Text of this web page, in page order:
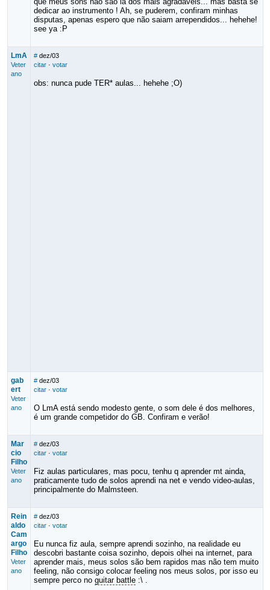
dedicar ao instrumento ! Ah, se puderem, confiram minhas
disputas, apenas espero que não saiam arrependidos... hehehe!
see ya :P
LmA
Veter
ano
# dez/03
citar· votar
obs: nunca pude TER* aulas... hehehe ;O)
gab
ert
Veter
ano
# dez/03
citar· votar
O LmA está sendo modesto gente, o som dele é dos melhores,
é um grande competidor do GB. Confiram e verão!
Mar
cio
Filho
Veter
ano
# dez/03
citar· votar
Fiz aulas particulares, mas pocu, tenhu q aprender mt ainda,
praticamente tudo de solos aprendi na net e vendo video-aulas,
principalmente do Malmsteen.
Rein
aldo
Cam
argo
Filho
Veter
ano
# dez/03
citar· votar
Eu nunca fiz aula, sempre aprendi sozinho, na realidade eu
descobri bastante coisa sozinho, depois olhei na internet, para
aprender mais, meus solos são bem rapidos mas não tem muito
feeling, não consigo colocar feeling nos meus solos, por isso eu
sempre perco no guitar battle:\ .